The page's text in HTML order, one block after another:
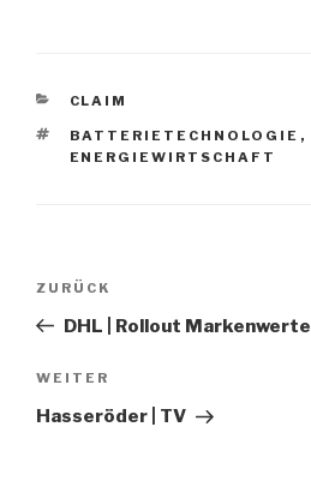
KATEGORIEN
CLAIM
SCHLAGWÖRTER
BATTERIETECHNOLOGIE ,
ENERGIEWIRTSCHAFT
Beitragsnavigation
Vorheriger
Beitrag
ZURÜCK
DHL | Rollout Markenwerte
Nächster
Beitrag
WEITER
Hasseröder | TV